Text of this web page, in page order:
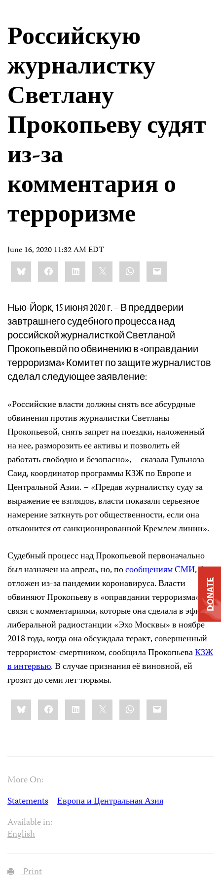
Российскую
журналистку
Светлану
Прокопьеву судят
из-за
комментария о
терроризме
June 16, 2020 11:32 AM EDT
Share
this:BlueskyFacebookLinkedIn WhatsApp
Email
Нью-Йорк, 15 июня 2020 г. – В преддверии
завтрашнего судебного процесса над
российской журналисткой Светланой
Прокопьевой по обвинению в «оправдании
терроризма» Комитет по защите журналистов
сделал следующее заявление:
«Российские власти должны снять все абсурдные
обвинения против журналистки Светланы
Прокопьевой, снять запрет на поездки, наложенный
на нее, разморозить ее активы и позволить ей
работать свободно и безопасно», – сказала Гульноза
Саид, координатор программы КЗЖ по Европе и
Центральной Азии. – «Предав журналистку суду за
выражение ее взглядов, власти показали серьезное
намерение заткнуть рот общественности, если она
отклонится от санкционированной Кремлем линии».
Судебный процесс над Прокопьевой первоначально
был назначен на апрель, но, посообщениям СМИ, был
отложен из-за пандемии коронавируса. Власти
обвиняют Прокопьеву в «оправдании терроризма» в
связи с комментариями, которые она сделала в эфире
либеральной радиостанции «Эхо Москвы» в ноябре
2018 года, когда она обсуждала теракт, совершенный
террористом-смертником, сообщила ПрокопьеваКЗЖ
в интервью. В случае признания её виновной, ей
грозит до семи лет тюрьмы.
Share
this:BlueskyFacebookLinkedIn WhatsApp
Email
More On:
Statements
Европа и Центральная Азия
Available in:
English
Print
DONATE